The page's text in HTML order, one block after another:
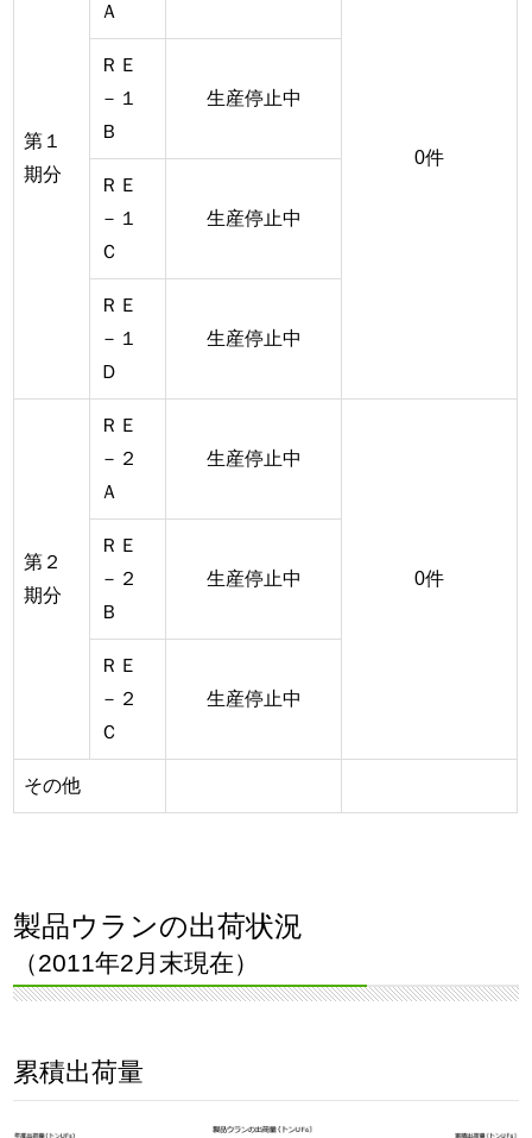
第１
期分
Ａ
0件
ＲＥ
－１
Ｂ
生産停止中
ＲＥ
－１
Ｃ
生産停止中
ＲＥ
－１
Ｄ
生産停止中
第２
期分
ＲＥ
－２
Ａ
生産停止中
0件
ＲＥ
－２
Ｂ
生産停止中
ＲＥ
－２
Ｃ
生産停止中
その他
製品ウランの出荷状況
（2011年2月末現在）
累積出荷量